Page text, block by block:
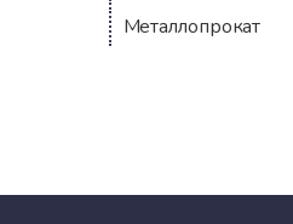
Металлопрокат